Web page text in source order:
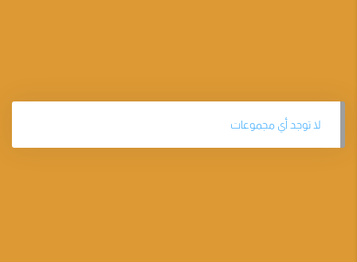
لا توجد أي مجموعات